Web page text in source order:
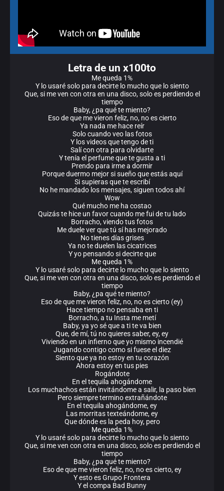
Letra de un x100to
Me queda 1%
Y lo usaré solo para decirte lo mucho que lo siento
Que, si me ven con otra en una disco, solo es perdiendo el
tiempo
Baby, ¿pa qué te miento?
Eso de que me vieron feliz, no, no es cierto
Ya nada me hace reír
Solo cuando veo las fotos
Y los videos que tengo de ti
Salí con otra para olvidarte
Y tenía el perfume que te gusta a ti
Prendo para irme a dormir
Porque duermo mejor si sueño que estás aquí
Si supieras que te escribí
No he mandado los mensajes, siguen todos ahí
Wow
Qué mucho me ha costao
Quizás te hice un favor cuando me fui de tu lado
Borracho, viendo tus fotos
Me duele ver que tú sí has mejorado
No tienes días grises
Ya no te duelen las cicatrices
Y yo pensando si decirte que
Me queda 1%
Y lo usaré solo para decirte lo mucho que lo siento
Que, si me ven con otra en una disco, solo es perdiendo el
tiempo
Baby, ¿pa qué te miento?
Eso de que me vieron feliz, no, no es cierto (ey)
Hace tiempo no pensaba en ti
Borracho, a tu Insta me metí
Baby, ya yo sé que a ti te va bien
Que, de mí, tú no quieres saber, ey, ey
Viviendo en un infierno que yo mismo incendié
Jugando contigo como si fuese el diez
Siento que ya no estoy en tu corazón
Ahora estoy en tus pies
Rogándote
En el tequila ahogándome
Los muchachos están invitándome a salir, la paso bien
Pero siempre termino extrañándote
En el tequila ahogándome, ey
Las morritas texteándome, ey
Que dónde es la peda hoy, pero
Me queda 1%
Y lo usaré solo para decirte lo mucho que lo siento
Que, si me ven con otra en una disco, solo es perdiendo el
tiempo
Baby, ¿pa qué te miento?
Eso de que me vieron feliz, no, no es cierto, ey
Y esto es Grupo Frontera
Y el compa Bad Bunny